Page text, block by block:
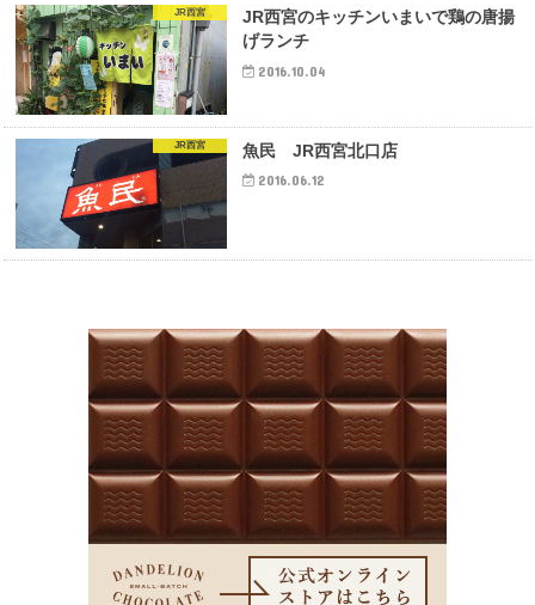
JR西宮
JR西宮のキッチンいまいで鶏の唐揚
げランチ
2016.10.04
JR西宮 魚民 JR西宮北口店
2016.06.12